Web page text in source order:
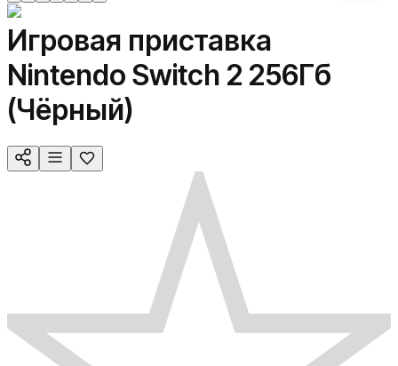
Игровая приставка
Nintendo Switch 2 256Гб
(Чёрный)